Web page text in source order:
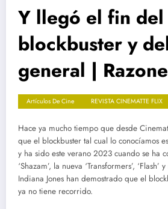
Y llegó el fin del
blockbuster y
general |
Artículos De Cine REVISTA CINEMATTE FLIX
Hace ya mucho tiempo que desde
que el blockbuster tal cual lo conocíamos
y ha sido este verano 2023 cuando se ha
‘Shazam’, la nueva ‘Transformers’,
Indiana Jones han demostrado que el
ya no tiene recorrido.